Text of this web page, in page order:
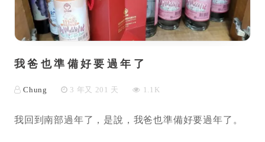
我爸也準備好要過年了
Chung 3 年又 201 天 1.1K
我回到南部過年了，是說，我爸也準備好要過年了。